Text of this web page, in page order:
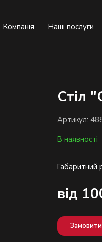
Компанія Наші послуги
Стіл
Артикул:
В наявності
від
Замовити